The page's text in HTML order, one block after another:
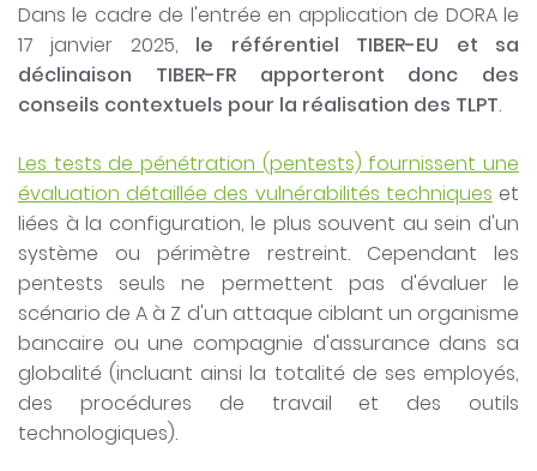
Dans le cadre de l'entrée en application de DORA le
17 janvier 2025, le référentiel TIBER-EU et sa
déclinaison TIBER-FR apporteront donc des
conseils contextuels pour la réalisation des TLPT.
Les tests de pénétration (pentests) fournissent une
évaluation détaillée des vulnérabilités techniques et
liées à la configuration, le plus souvent au sein d'un
système ou périmètre restreint. Cependant les
pentests seuls ne permettent pas d'évaluer le
scénario de A à Z d'un attaque ciblant un organisme
bancaire ou une compagnie d'assurance dans sa
globalité (incluant ainsi la totalité de ses employés,
des procédures de travail et des outils
technologiques).